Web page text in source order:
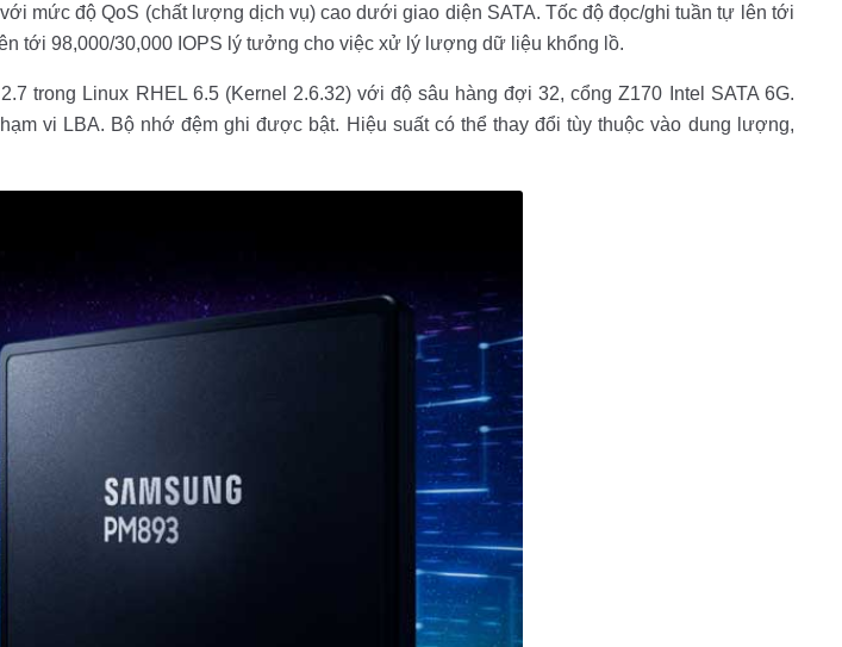
mức độ QoS (chất lượng dịch vụ) cao dưới giao diện SATA. Tốc độ đọc/ghi tuần tự lên tới
tới 98,000/30,000 IOPS lý tưởng cho việc xử lý lượng dữ liệu khổng lồ.
trong Linux RHEL 6.5 (Kernel 2.6.32) với độ sâu hàng đợi 32, cổng Z170 Intel SATA 6G.
vi LBA. Bộ nhớ đệm ghi được bật. Hiệu suất có thể thay đổi tùy thuộc vào dung lượng,